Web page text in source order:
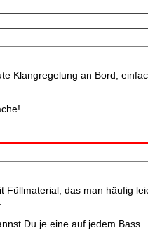
Klangregelung an Bord,
Füllmaterial, das man häufig
Du je eine auf jedem Bass